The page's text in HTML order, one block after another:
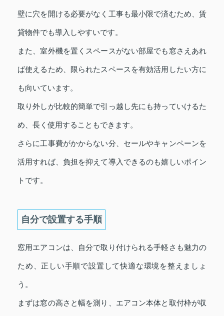
壁に穴を開ける必要がなく工事も最小限で済むため、賃
貸物件でも導入しやすいです。
また、室外機を置くスペースがない部屋でも窓さえあれ
ば使えるため、限られたスペースを有効活用したい方に
も向いています。
取り外しが比較的簡単で引っ越し先にも持っていけるた
め、長く使用することもできます。
さらに工事費がかからない分、セールやキャンペーンを
活用すれば、負担を抑えて導入できるのも嬉しいポイン
トです。
自分で設置する手順
窓用エアコンは、自分で取り付けられる手軽さも魅力の
ため、正しい手順で設置して快適な環境を整えましょ
う。
まずは窓の高さと幅を測り、エアコン本体と取付枠が収